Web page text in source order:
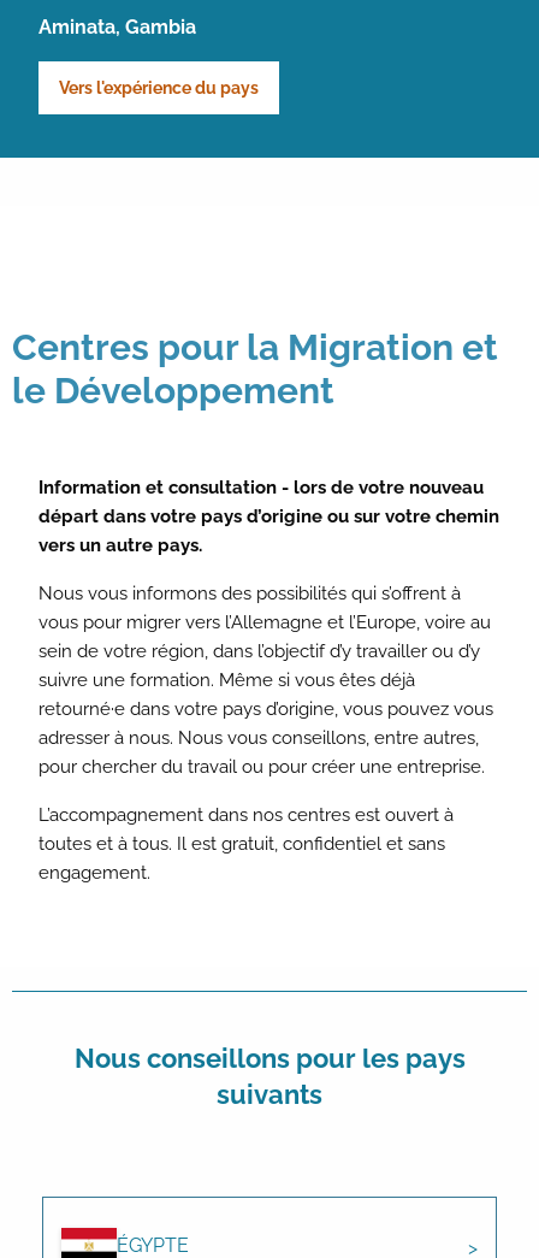
Aminata, Gambia
Vers l'expérience du pays
Centres pour la Migration et
le Développement
Information et consultation - lors de votre nouveau
départ dans votre pays d’origine ou sur votre chemin
vers un autre pays.
Nous vous informons des possibilités qui s’offrent à
vous pour migrer vers l’Allemagne et l’Europe, voire au
sein de votre région, dans l’objectif d’y travailler ou d’y
suivre une formation. Même si vous êtes déjà
retourné·e dans votre pays d’origine, vous pouvez vous
adresser à nous. Nous vous conseillons, entre autres,
pour chercher du travail ou pour créer une entreprise.
L’accompagnement dans nos centres est ouvert à
toutes et à tous. Il est gratuit, confidentiel et sans
engagement.
Nous conseillons pour les pays
suivants
ÉGYPTE